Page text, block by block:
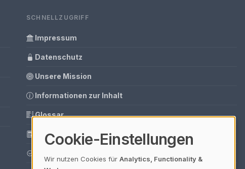
SCHNELLZUGRIFF
Impressum
Datenschutz
Unsere Mission
Informationen zur Inhalt
Glossar
Tools
Cookie-Einstellungen
Wir nutzen Cookies für Analytics, Functionality &